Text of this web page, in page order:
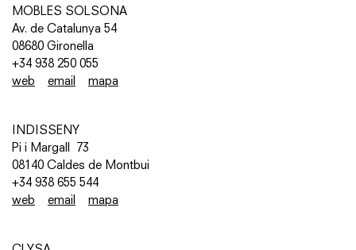
MOBLES SOLSONA
Av. de Catalunya 54
08680 Gironella
+34 938 250 055
web
email mapa
INDISSENY
Pi i Margall 73
08140 Caldes de Montbui
+34 938 655 544
web
email mapa